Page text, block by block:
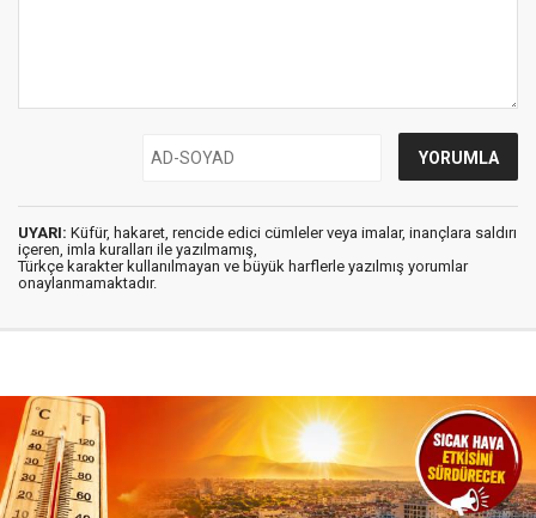
UYARI: Küfür, hakaret, rencide edici cümleler veya imalar, inançlara saldırı
içeren, imla kuralları ile yazılmamış,
Türkçe karakter kullanılmayan ve büyük harflerle yazılmış yorumlar
onaylanmamaktadır.